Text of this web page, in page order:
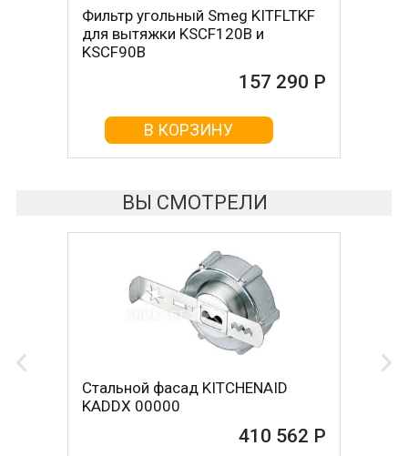
Фильтр угольный Smeg KITFLTKF
для вытяжки KSCF120B и
KSCF90B
157 290 Р
В КОРЗИНУ
ВЫ СМОТРЕЛИ
Стальной фасад KITCHENAID
KADDX 00000
410 562 Р